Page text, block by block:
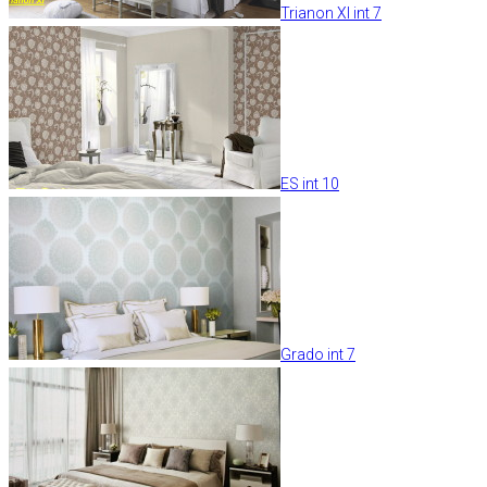
Trianon XI int 7
ES int 10
Grado int 7